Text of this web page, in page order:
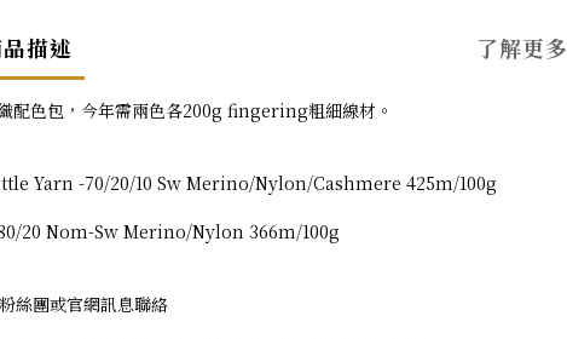
描述 了解更多
配色包，今年需兩色各200g fingering粗細線材。
Yarn -70/20/10 Sw Merino/Nylon/Cashmere 425m/100g
20 Nom-Sw Merino/Nylon 366m/100g
絲團或官網訊息聯絡